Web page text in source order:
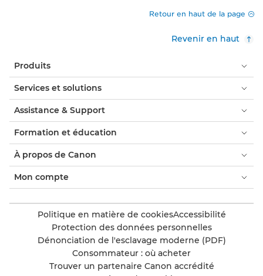
Retour en haut de la page
Revenir en haut
Produits
Services et solutions
Assistance & Support
Formation et éducation
À propos de Canon
Mon compte
Politique en matière de cookiesAccessibilité
Protection des données personnelles
Dénonciation de l'esclavage moderne (PDF)
Consommateur : où acheter
Trouver un partenaire Canon accrédité